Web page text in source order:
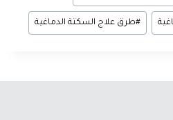
#طرق علاج السكتة الدماغية